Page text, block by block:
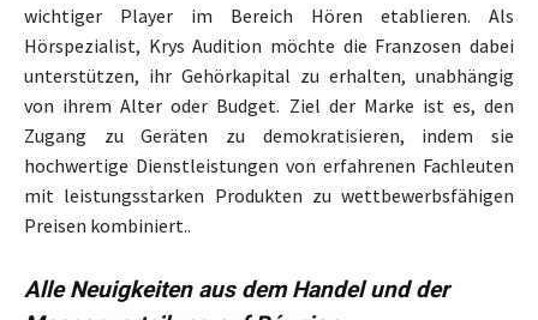
wichtiger Player im Bereich Hören etablieren. Als
Hörspezialist, Krys Audition möchte die Franzosen dabei
unterstützen, ihr Gehörkapital zu erhalten, unabhängig
von ihrem Alter oder Budget. Ziel der Marke ist es, den
Zugang zu Geräten zu demokratisieren, indem sie
hochwertige Dienstleistungen von erfahrenen Fachleuten
mit leistungsstarken Produkten zu wettbewerbsfähigen
Preisen kombiniert..
Alle Neuigkeiten aus dem Handel und der